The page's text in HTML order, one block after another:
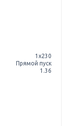
1х230
Прямой пуск
1.36